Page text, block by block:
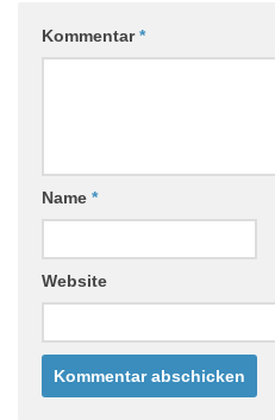
Kommentar*
Name *
Website